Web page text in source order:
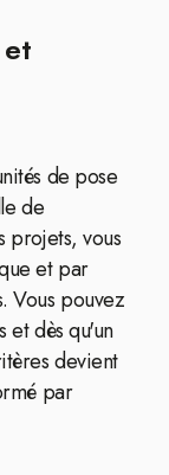
de pose
de
projets, vous
et par
Vous pouvez
et dès qu'un
devient
par